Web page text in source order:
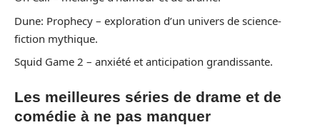
Dune: Prophecy – exploration d’un univers de science-
fiction mythique.
Squid Game 2 – anxiété et anticipation grandissante.
Les meilleures séries de drame et de
comédie à ne pas manquer